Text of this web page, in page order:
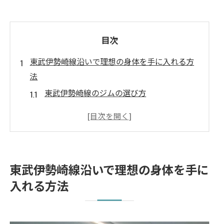
目次
東武伊勢崎線沿いで理想の身体を手に入れる方
法
東武伊勢崎線のジムの選び方
ジムでの効果的なトレーニング方法
ジムでのトレーニングスケジュールの立て
方
東武伊勢崎線沿いで理想の身体を手に
入れる方法